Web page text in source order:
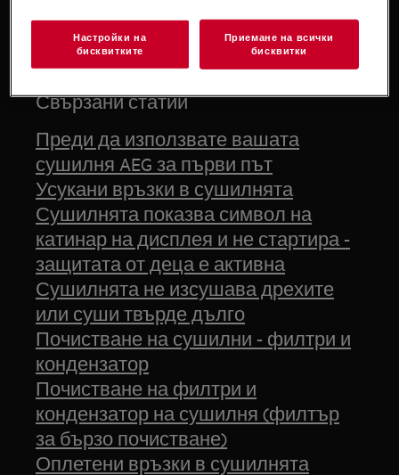
Беше ли полезна тази статия?
Свързани статии
Преди да използвате вашата
сушилня AEG за първи път
Усукани връзки в сушилнята
Сушилнята показва символ на
катинар на дисплея и не стартира -
защитата от деца е активна
Сушилнята не изсушава дрехите
или суши твърде дълго
Почистване на сушилни - филтри и
кондензатор
Почистване на филтри и
кондензатор на сушилня (филтър
за бързо почистване)
Оплетени връзки в сушилнята
Настройки на
бисквитките
Приемане на всички
бисквитки